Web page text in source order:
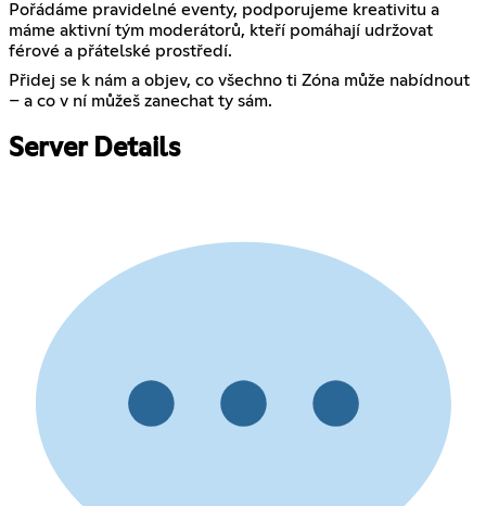
Pořádáme pravidelné eventy, podporujeme kreativitu a
máme aktivní tým moderátorů, kteří pomáhají udržovat
férové a přátelské prostředí.
Přidej se k nám a objev, co všechno ti Zóna může nabídnout
– a co v ní můžeš zanechat ty sám.
Server Details